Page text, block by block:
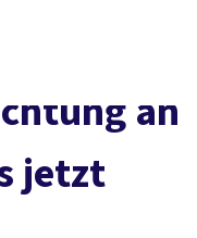
Mitmachen Politik
an
jetzt